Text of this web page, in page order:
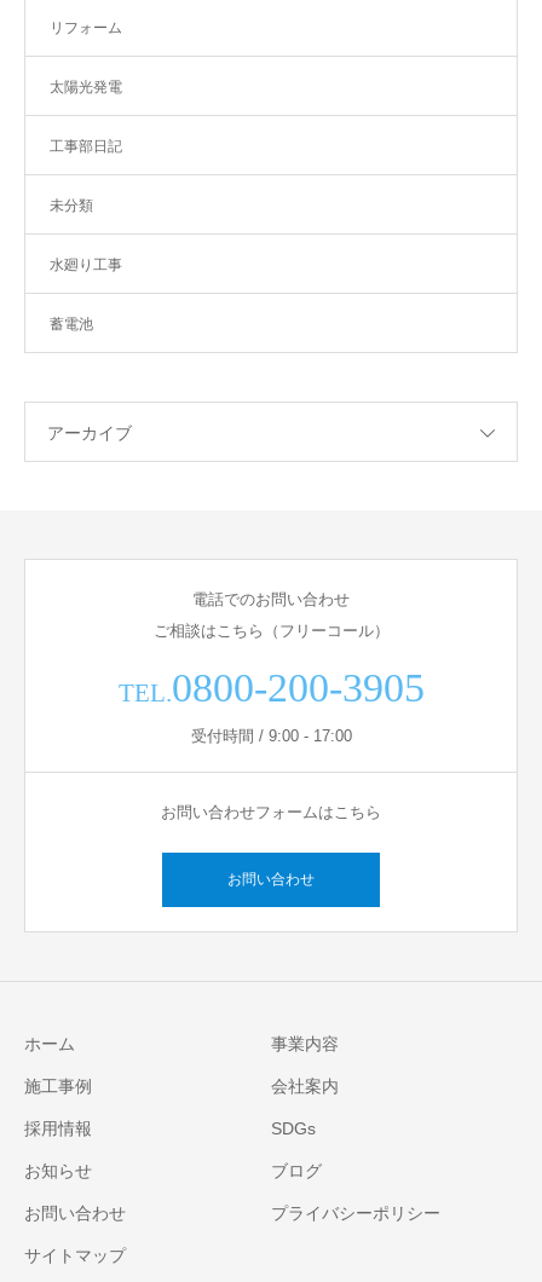
リフォーム
太陽光発電
工事部日記
未分類
水廻り工事
蓄電池
アーカイブ
電話でのお問い合わせ
ご相談はこちら（フリーコール）
TEL.0800-200-3905
受付時間 / 9:00 - 17:00
お問い合わせフォームはこちら
お問い合わせ
ホーム 事業内容
施工事例 会社案内
採用情報 SDGs
お知らせ ブログ
お問い合わせ プライバシーポリシー
サイトマップ